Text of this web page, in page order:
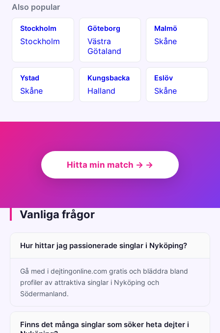
Also popular
Stockholm
Stockholm
Göteborg
Västra
Götaland
Malmö
Skåne
Ystad
Skåne
Kungsbacka
Halland
Eslöv
Skåne
Hitta min match → →
Vanliga frågor
Hur hittar jag passionerade singlar i Nyköping?
Gå med i dejtingonline.com gratis och bläddra bland
profiler av attraktiva singlar i Nyköping och
Södermanland.
Finns det många singlar som söker heta dejter i